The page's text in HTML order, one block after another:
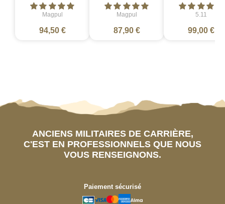
Magpul
94,50 €
Magpul
87,90 €
5.11
99,00 €
ANCIENS MILITAIRES DE CARRIÈRE,
C'EST EN PROFESSIONNELS QUE NOUS
VOUS RENSEIGNONS.
Paiement sécurisé